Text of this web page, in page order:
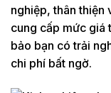
nghiệp, thân thiện
cung cấp mức giá
bảo bạn có trải
chi phí bất ngờ.